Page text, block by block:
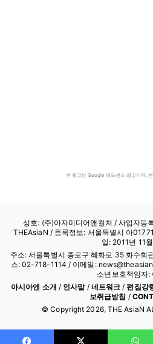
본 광고는 Google 애드센스 광고이며,
상호: (주)아자미디어앤컬처 /사업자등
THEAsiaN / 등록정보: 서울특별시 아
일: 2011년 11
주소: 서울특별시 종로구 혜화로 35 화수
스: 02-718-1114 / 이메일:
소년보호책임자:
아시아엔 소개 / 인사말/ 네트워크 /편집강
보취급방침 /
© Copyright 2026, THE AsiaN